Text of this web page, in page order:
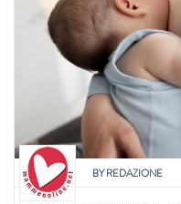
BYREDAZIONE